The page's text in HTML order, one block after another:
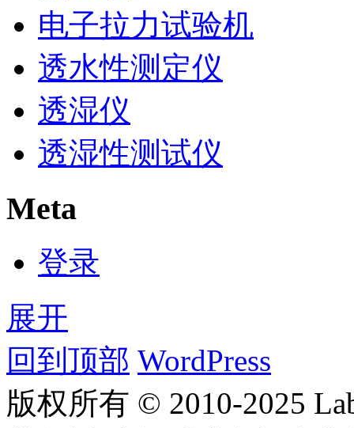
电子拉力试验机
透水性测定仪
透湿仪
透湿性测试仪
Meta
登录
展开
回到顶部 WordPress
版权所有 © 2010-2025